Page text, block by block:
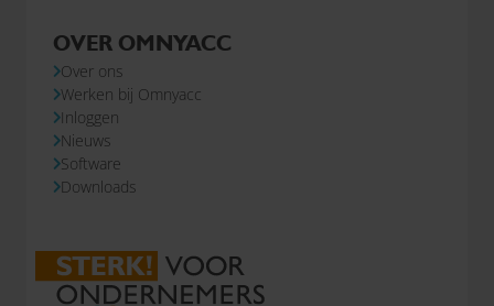
OVER OMNYACC
Over ons
Werken bij Omnyacc
Inloggen
Nieuws
Software
Downloads